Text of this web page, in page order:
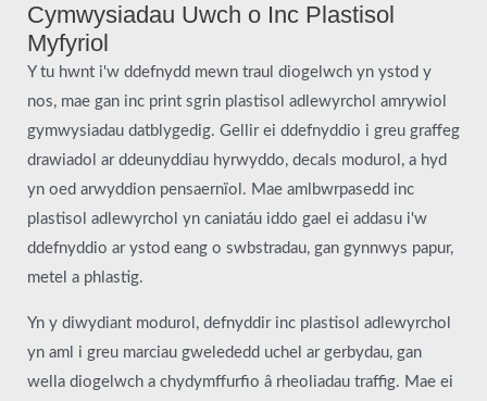
Cymwysiadau Uwch o Inc Plastisol
Myfyriol
Y tu hwnt i'w ddefnydd mewn traul diogelwch yn ystod y
nos, mae gan inc print sgrin plastisol adlewyrchol amrywiol
gymwysiadau datblygedig. Gellir ei ddefnyddio i greu graffeg
drawiadol ar ddeunyddiau hyrwyddo, decals modurol, a hyd
yn oed arwyddion pensaernïol. Mae amlbwrpasedd inc
plastisol adlewyrchol yn caniatáu iddo gael ei addasu i'w
ddefnyddio ar ystod eang o swbstradau, gan gynnwys papur,
metel a phlastig.
Yn y diwydiant modurol, defnyddir inc plastisol adlewyrchol
yn aml i greu marciau gwelededd uchel ar gerbydau, gan
wella diogelwch a chydymffurfio â rheoliadau traffig. Mae ei